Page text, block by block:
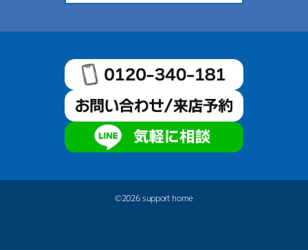
©2026 support home